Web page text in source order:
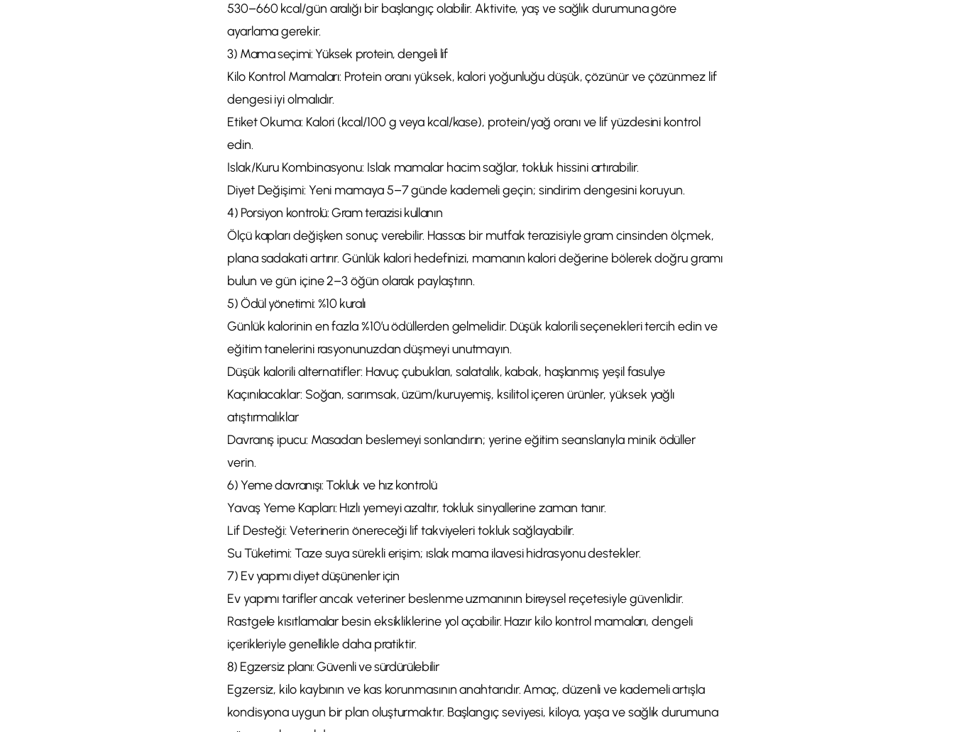
530–660 kcal/gün aralığı bir başlangıç olabilir. Aktivite, yaş ve sağlık durumuna göre
ayarlama gerekir.
3) Mama seçimi: Yüksek protein, dengeli lif
Kilo Kontrol Mamaları: Protein oranı yüksek, kalori yoğunluğu düşük, çözünür ve çözünmez lif
dengesi iyi olmalıdır.
Etiket Okuma: Kalori (kcal/100 g veya kcal/kase), protein/yağ oranı ve lif yüzdesini kontrol
edin.
Islak/Kuru Kombinasyonu: Islak mamalar hacim sağlar, tokluk hissini artırabilir.
Diyet Değişimi: Yeni mamaya 5–7 günde kademeli geçin; sindirim dengesini koruyun.
4) Porsiyon kontrolü: Gram terazisi kullanın
Ölçü kapları değişken sonuç verebilir. Hassas bir mutfak terazisiyle gram cinsinden ölçmek,
plana sadakati artırır. Günlük kalori hedefinizi, mamanın kalori değerine bölerek doğru gramı
bulun ve gün içine 2–3 öğün olarak paylaştırın.
5) Ödül yönetimi: %10 kuralı
Günlük kalorinin en fazla %10’u ödüllerden gelmelidir. Düşük kalorili seçenekleri tercih edin ve
eğitim tanelerini rasyonunuzdan düşmeyi unutmayın.
Düşük kalorili alternatifler: Havuç çubukları, salatalık, kabak, haşlanmış yeşil fasulye
Kaçınılacaklar: Soğan, sarımsak, üzüm/kuruyemiş, ksilitol içeren ürünler, yüksek yağlı
atıştırmalıklar
Davranış ipucu: Masadan beslemeyi sonlandırın; yerine eğitim seanslarıyla minik ödüller
verin.
6) Yeme davranışı: Tokluk ve hız kontrolü
Yavaş Yeme Kapları: Hızlı yemeyi azaltır, tokluk sinyallerine zaman tanır.
Lif Desteği: Veterinerin önereceği lif takviyeleri tokluk sağlayabilir.
Su Tüketimi: Taze suya sürekli erişim; ıslak mama ilavesi hidrasyonu destekler.
7) Ev yapımı diyet düşünenler için
Ev yapımı tarifler ancak veteriner beslenme uzmanının bireysel reçetesiyle güvenlidir.
Rastgele kısıtlamalar besin eksikliklerine yol açabilir. Hazır kilo kontrol mamaları, dengeli
içerikleriyle genellikle daha pratiktir.
8) Egzersiz planı: Güvenli ve sürdürülebilir
Egzersiz, kilo kaybının ve kas korunmasının anahtarıdır. Amaç, düzenli ve kademeli artışla
kondisyona uygun bir plan oluşturmaktır. Başlangıç seviyesi, kiloya, yaşa ve sağlık durumuna